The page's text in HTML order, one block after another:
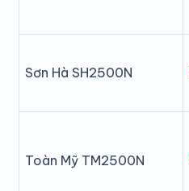
Sơn Hà SH2500N
Toàn Mỹ TM2500N